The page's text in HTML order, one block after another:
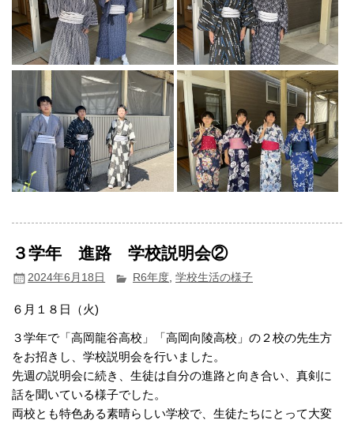
３学年 進路 学校説明会②
2024年6月18日 R6年度,学校生活の様子
６月１８日（火)
３学年で「高岡龍谷高校」「高岡向陵高校」の２校の先生方
をお招きし、学校説明会を行いました。
先週の説明会に続き、生徒は自分の進路と向き合い、真剣に
話を聞いている様子でした。
両校とも特色ある素晴らしい学校で、生徒たちにとって大変